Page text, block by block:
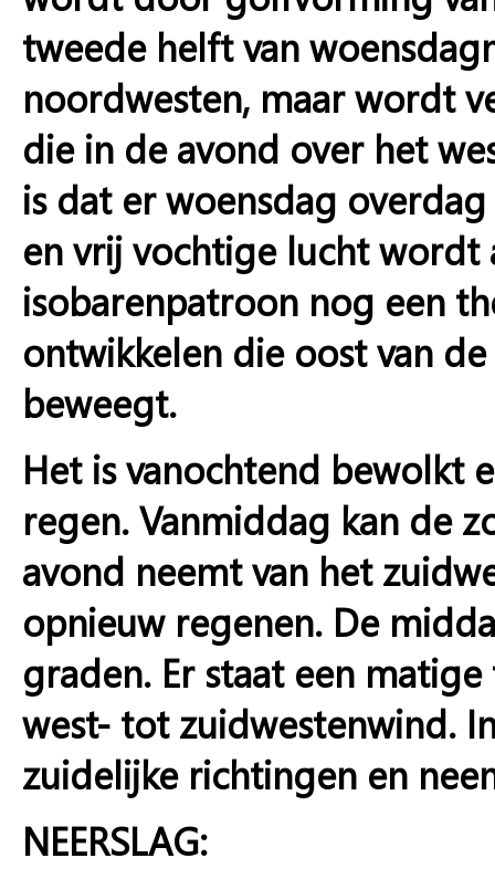
tweede helft van
noordwesten, maar wordt
die in de avond over het
is dat er woensdag
en vrij vochtige lucht wordt
isobarenpatroon nog een
ontwikkelen die oost van
beweegt.
Het is vanochtend bewolkt
regen. Vanmiddag kan de
avond neemt van het
opnieuw regenen. De
graden. Er staat een
west- tot zuidwestenwind.
zuidelijke richtingen en
NEERSLAG: